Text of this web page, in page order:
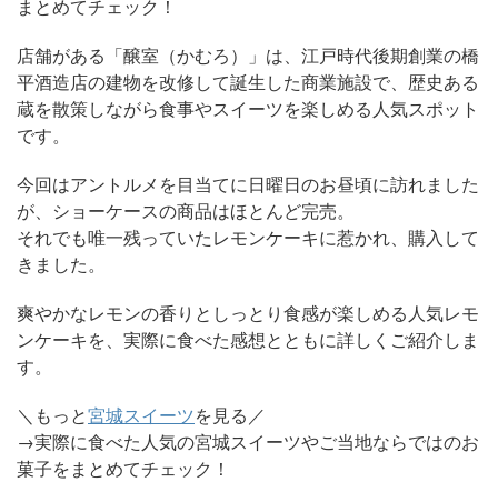
まとめてチェック！
店舗がある「醸室（かむろ）」は、江戸時代後期創業の橋
平酒造店の建物を改修して誕生した商業施設で、歴史ある
蔵を散策しながら食事やスイーツを楽しめる人気スポット
です。
今回はアントルメを目当てに日曜日のお昼頃に訪れました
が、ショーケースの商品はほとんど完売。
それでも唯一残っていたレモンケーキに惹かれ、購入して
きました。
爽やかなレモンの香りとしっとり食感が楽しめる人気レモ
ンケーキを、実際に食べた感想とともに詳しくご紹介しま
す。
＼もっと宮城スイーツを見る／
→実際に食べた人気の宮城スイーツやご当地ならではのお
菓子をまとめてチェック！